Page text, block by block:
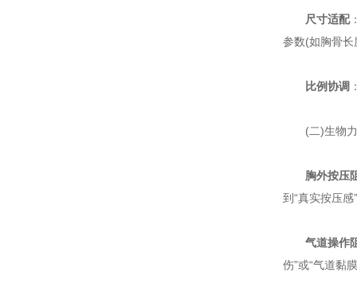
尺寸适配
参数(如胸骨
比例协调
(二)生物力
胸外按压
到“真实按压感
气道操作
伤”或“气道黏